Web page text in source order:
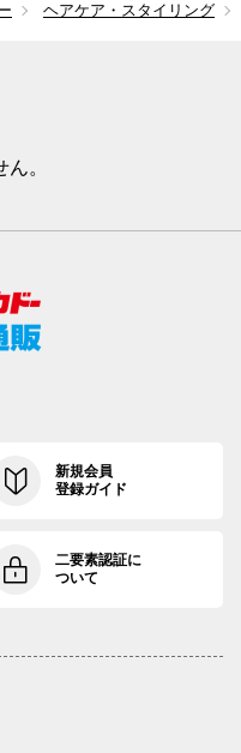
ヘアケア・スタイリング
。
新規会員
登録ガイド
二要素認証に
ついて